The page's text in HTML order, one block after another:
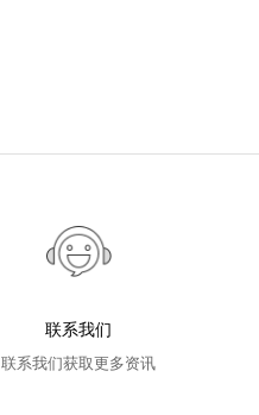
联系我们
联系我们获取更多资讯